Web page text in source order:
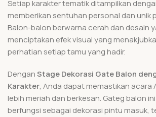
Setiap karakter tematik ditampilkan
memberikan sentuhan personal dan unik
Balon-balon berwarna cerah dan desain
menciptakan efek visual yang
perhatian setiap tamu yang hadir.
DenganStage Dekorasi Gate Balon
Karakter, Anda dapat memastikan acara
lebih meriah dan berkesan. Gateg balon
berfungsi sebagai dekorasi pintu masuk,